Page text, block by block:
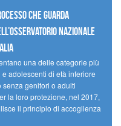
che guarda
Nazionale
una delle categorie più
adolescenti di età inferiore
genitori o adulti
la loro protezione, nel 2017,
il principio di accoglienza